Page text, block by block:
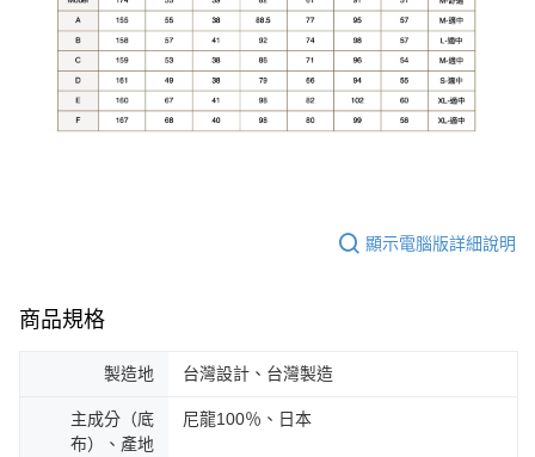
顯示電腦版詳細說明
商品規格
製造地 台灣設計、台灣製造
主成分（底
布）、產地
尼龍100％、日本